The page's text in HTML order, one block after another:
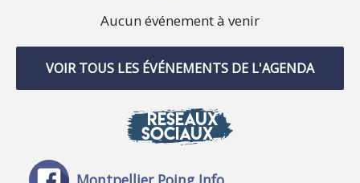
Aucun événement à venir
VOIR TOUS LES ÉVÉNEMENTS DE L'AGENDA
RÉSEAUX
SOCIAUX